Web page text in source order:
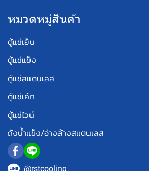
หมวดหมู่สินค้า
ตู้แช่เย็น
ตู้แช่แข็ง
ตู้แช่สแตนเลส
ตู้แช่เค้ก
ตู้แช่ไวน์
ถังน้ำแข็ง/อ่างล้างสแตนเลส
@rstcooling